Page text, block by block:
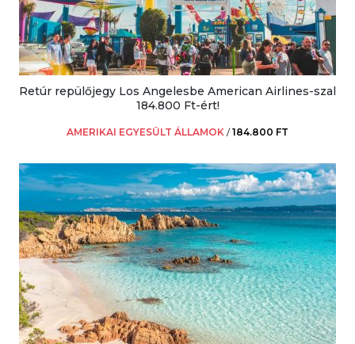
Retúr repülőjegy Los Angelesbe American Airlines-szal
184.800 Ft-ért!
AMERIKAI EGYESÜLT ÁLLAMOK /184.800 FT